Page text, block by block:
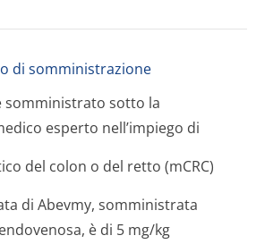
di somministrazione
somministrato sotto la
esperto nell’impiego di
del colon o del retto (mCRC)
di Abevmy, somministrata
è di 5 mg/kg